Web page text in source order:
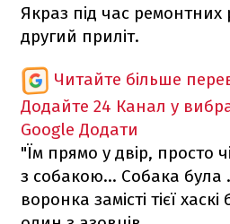
Якраз під час ремонтних
другий приліт.
Читайте більше
Додайте 24 Канал у
Google Додати
"Їм прямо у двір, просто
з собакою... Собака була
воронка замісті тієї